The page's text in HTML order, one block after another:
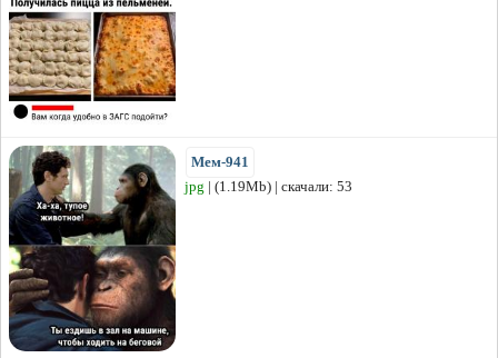
Мем-941
jpg | (1.19Mb) | скачали: 53